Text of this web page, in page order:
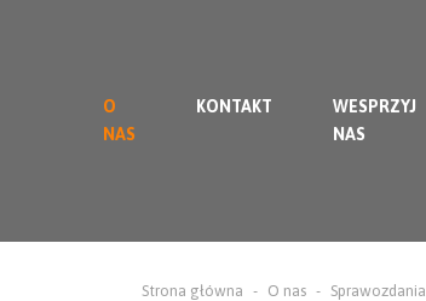
O
NAS
KONTAKT
WESPRZYJ
NAS
Strona główna O nas Sprawozdania